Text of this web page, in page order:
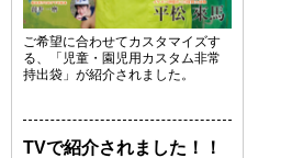
ご希望に合わせてカスタマイズす
る、「児童・園児用カスタム非常
持出袋」が紹介されました。
TVで紹介されました！！